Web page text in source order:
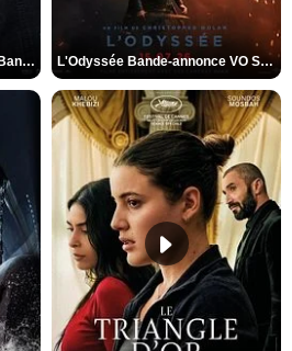
Spider-Man: Brand New Day Bande-annonce VO STFR L'Odyssée Bande-annonce VO STFR